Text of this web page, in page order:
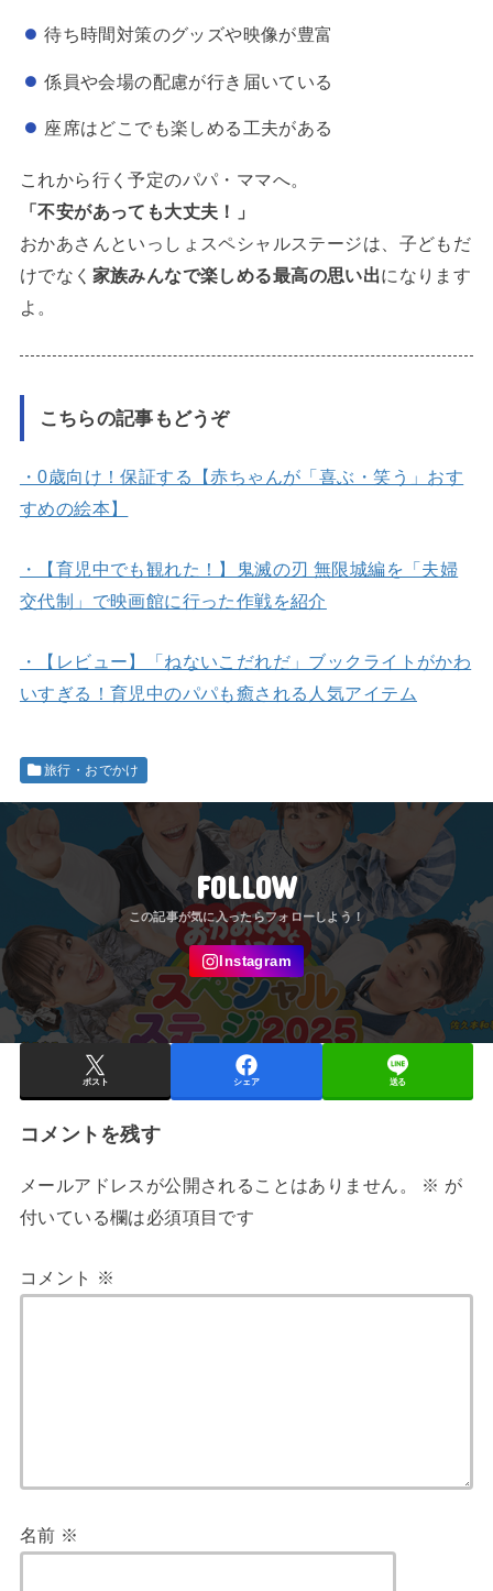
待ち時間対策のグッズや映像が豊富
係員や会場の配慮が行き届いている
座席はどこでも楽しめる工夫がある
これから行く予定のパパ・ママへ。
「不安があっても大丈夫！」
おかあさんといっしょスペシャルステージは、子どもだ
けでなく 家族みんなで楽しめる最高の思い出になります
よ。
こちらの記事もどうぞ
・0歳向け！保証する【赤ちゃんが「喜ぶ・笑う」おす
すめの絵本】
・【育児中でも観れた！】鬼滅の刃 無限城編を「夫婦
交代制」で映画館に行った作戦を紹介
・【レビュー】「ねないこだれだ」ブックライトがかわ
いすぎる！育児中のパパも癒される人気アイテム
旅行・おでかけ
FOLLOW
ポスト シェア 送る
コメントを残す
メールアドレスが公開されることはありません。 ※ が
付いている欄は必須項目です
コメント ※
名前 ※